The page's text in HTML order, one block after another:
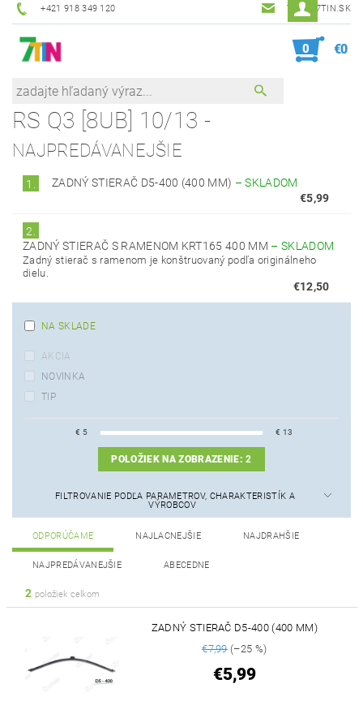
+421 918 349 120 7TIN@7TIN.SK
0 €0
RS Q3 [8UB] 10/13 -
NAJPREDÁVANEJŠIE
1. ZADNÝ STIERAČ D5-400 (400 MM) –SKLADOM
€5,99
2.
ZADNÝ STIERAČ S RAMENOM KRT165 400 MM – SKLADOM
Zadný stierač s ramenom je konštruovaný podľa originálneho
dielu.
€12,50
NA SKLADE
AKCIA
NOVINKA
TIP
€ 5 € 13
POLOŽIEK NA ZOBRAZENIE:2
FILTROVANIE PODĽA PARAMETROV, CHARAKTERISTÍK A
VÝROBCOV
ODPORÚČAME NAJLACNEJŠIE NAJDRAHŠIE
NAJPREDÁVANEJŠIE ABECEDNE
2 položiek celkom
ZADNÝ STIERAČ D5-400 (400 MM)
€7,99(–25 %)
€5,99